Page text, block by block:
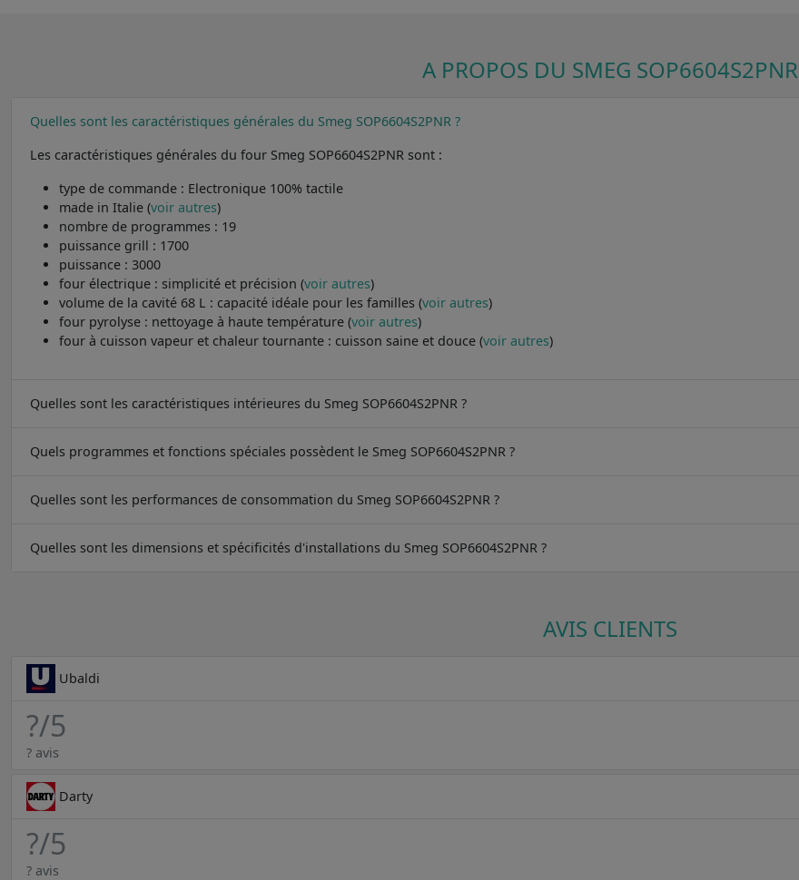
A PROPOS DU SMEG SOP6604S2PNR
Quelles sont les caractéristiques générales du Smeg SOP6604S2PNR ?
Les caractéristiques générales du four Smeg SOP6604S2PNR sont :
type de commande : Electronique 100% tactile
made in Italie (voir autres)
nombre de programmes : 19
puissance grill : 1700
puissance : 3000
four électrique : simplicité et précision (voir autres)
volume de la cavité 68 L : capacité idéale pour les familles (voir autres)
four pyrolyse : nettoyage à haute température (voir autres)
four à cuisson vapeur et chaleur tournante : cuisson saine et douce (voir autres)
Quelles sont les caractéristiques intérieures du Smeg SOP6604S2PNR ?
Quels programmes et fonctions spéciales possèdent le Smeg SOP6604S2PNR ?
Quelles sont les performances de consommation du Smeg SOP6604S2PNR ?
Quelles sont les dimensions et spécificités d'installations du Smeg SOP6604S2PNR ?
AVIS CLIENTS
Ubaldi
?/5
? avis
Darty
?/5
? avis